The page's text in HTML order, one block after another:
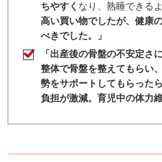
ちやすく なり、熟睡できる
高い買い物でしたが、健康
べきでした。」
「出産後の骨盤の不安定さ
整体で骨盤を整えてもらい
勢をサポートしてもらった
負担が激減。育児中の体力